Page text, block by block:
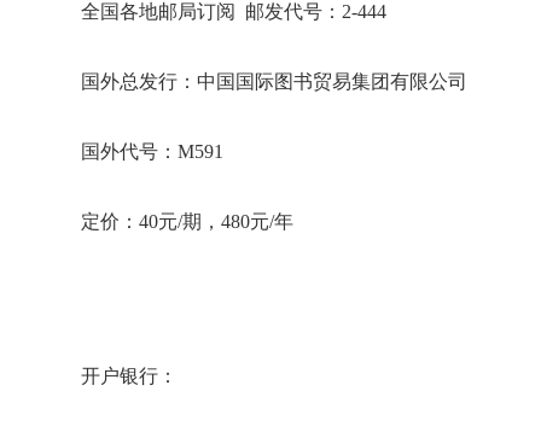
全国各地邮局订阅 邮发代号：2-444
国外总发行：中国国际图书贸易集团有限公司
国外代号：M591
定价：40元/期，480元/年
开户银行：